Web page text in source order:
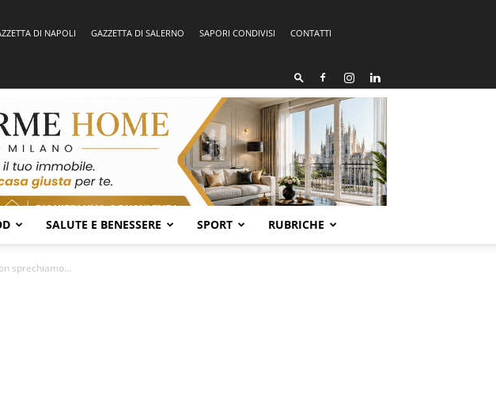
DI NAPOLI GAZZETTA DI SALERNO SAPORI CONDIVISI
CONTATTI
SALUTE E BENESSERE SPORT RUBRICHE
sprechiamo...